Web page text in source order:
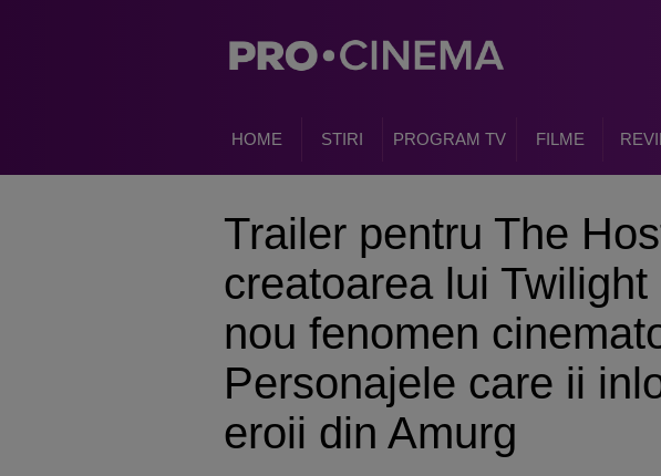
HOME STIRI PROGRAM TV FILME
Trailer pentru The
creatoarea lui
nou fenomen
Personajele care ii
eroii din Amurg